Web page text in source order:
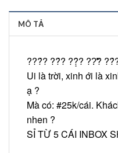
MÔ TẢ
???́? ??́? ??̣̂? ??̛̃?
Ui là trời, xinh ới là
ạ ?
Mà có: #25k/cái.
nhen ?
SỈ TỪ 5 CÁI INBOX